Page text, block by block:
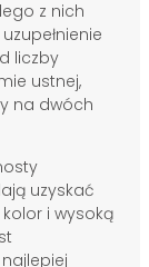
z nich
liczby
ustnej,
na dwóch
uzyskać
i wysoką